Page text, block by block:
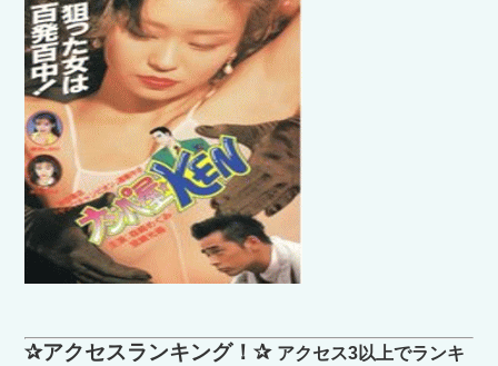
✰アクセスランキング！✰ アクセス3以上でランキ